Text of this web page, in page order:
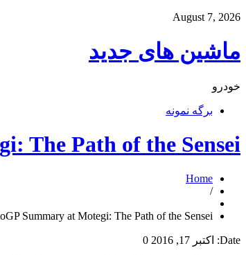
August 7, 2026
ماشین های جدید
خودرو
برگه نمونه
The Path of the Sensei
Home
/
Summary at Motegi: The Path of the Sensei
Date: اکتبر 17, 2016
0